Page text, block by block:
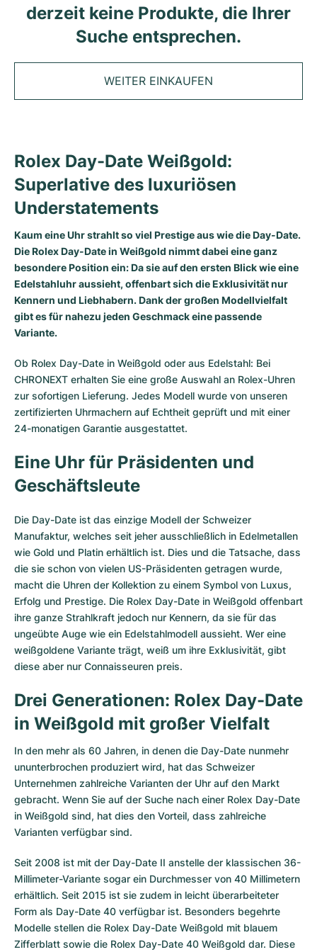
Cellini
Cosmograph Daytona
Day-Date
Explorer
Explorer II
GMT-Master
Lady-Datejust
Milgauss
Oyster Perpetual
Yacht-Master
Yacht-Master II
Sea-Dweller
Submariner
Seamaster
Speedmaster
Gebraucht
Damenuhren
Calatrava
Twenty 4
Gondolo
Golden Ellipse
Gebraucht
Damenuhren
Top-Modelle
Millenary
All Cartier Modelle
Clé
Tank
Panthère
Calibre
Drive
Ronde
Rotonde
Crash
Tortue
Ballon Blanc
Roadster
Gebraucht
Damenuhren
Superocean
Chronomat
Premier
Avenger
Colt
Professional
Bentley
Transocean
Chronospace
Galactic
Montbrillant
Gebraucht
Damenuhren
Black Bay
Pelagos
Gebraucht
Damenuhren
Heritage
Top-Modelle
Aquaracer
Carrera
Monaco
Link
Formula 1
Grand Carrera
Gebraucht
Damenuhren
Alle IWC Modelle
Top-Modelle
Big Pilot
Pilot's Watch
Ingenieur
Portofino
Portugieser
Da Vinci
Spitfire
Vintage
Gebraucht
Hublot
Alle Hublot Modelle
Big Bang
Classic Fusion
Spirit of Big Bang
King Power
Gebraucht
Alle Luxusuhrenmarken
Vintage-Uhren
Gebrauchte Uhren
Herrenuhren
Damenuhren
Alle Armbänder
Magazin
derzeit keine Produkte, die Ihrer
Suche entsprechen.
WEITER EINKAUFEN
Rolex Day-Date Weißgold:
Superlative des luxuriösen
Understatements
Kaum eine Uhr strahlt so viel Prestige aus wie die Day-Date.
Die Rolex Day-Date in Weißgold nimmt dabei eine ganz
besondere Position ein: Da sie auf den ersten Blick wie eine
Edelstahluhr aussieht, offenbart sich die Exklusivität nur
Kennern und Liebhabern. Dank der großen Modellvielfalt
gibt es für nahezu jeden Geschmack eine passende
Variante.
Ob Rolex Day-Date in Weißgold oder aus Edelstahl: Bei
CHRONEXT erhalten Sie eine große Auswahl an Rolex-Uhren
zur sofortigen Lieferung. Jedes Modell wurde von unseren
zertifizierten Uhrmachern auf Echtheit geprüft und mit einer
24-monatigen Garantie ausgestattet.
Eine Uhr für Präsidenten und
Geschäftsleute
Die Day-Date ist das einzige Modell der Schweizer
Manufaktur, welches seit jeher ausschließlich in Edelmetallen
wie Gold und Platin erhältlich ist. Dies und die Tatsache, dass
die sie schon von vielen US-Präsidenten getragen wurde,
macht die Uhren der Kollektion zu einem Symbol von Luxus,
Erfolg und Prestige. Die Rolex Day-Date in Weißgold offenbart
ihre ganze Strahlkraft jedoch nur Kennern, da sie für das
ungeübte Auge wie ein Edelstahlmodell aussieht. Wer eine
weißgoldene Variante trägt, weiß um ihre Exklusivität, gibt
diese aber nur Connaisseuren preis.
Drei Generationen: Rolex Day-Date
in Weißgold mit großer Vielfalt
In den mehr als 60 Jahren, in denen die Day-Date nunmehr
ununterbrochen produziert wird, hat das Schweizer
Unternehmen zahlreiche Varianten der Uhr auf den Markt
gebracht. Wenn Sie auf der Suche nach einer Rolex Day-Date
in Weißgold sind, hat dies den Vorteil, dass zahlreiche
Varianten verfügbar sind.
Seit 2008 ist mit der Day-Date II anstelle der klassischen 36-
Millimeter-Variante sogar ein Durchmesser von 40 Millimetern
erhältlich. Seit 2015 ist sie zudem in leicht überarbeiteter
Form als Day-Date 40 verfügbar ist. Besonders begehrte
Modelle stellen die Rolex Day-Date Weißgold mit blauem
Zifferblatt sowie die Rolex Day-Date 40 Weißgold dar. Diese